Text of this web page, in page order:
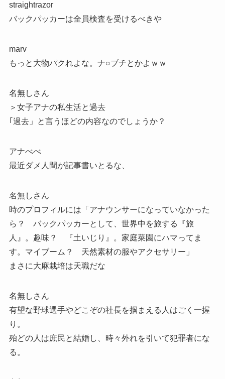
straightrazor
バックパッカーは全員検査を受けるべきや
marv
もっと大物パクれよな。ナ○ブチとかよｗｗ
名無しさん
＞女子アナの私生活と過去
｢過去」と言うほどの内容なのでしょうか？
アナべべ
最近ダメ人間が記事書いとるな、
名無しさん
時のプロフィルには「アナウンサーになっていなかった
ら？ バックパッカーとして、世界中を旅する『旅
人』。趣味？ 『土いじり』。家庭菜園にハマってま
す。マイブーム？ 天然素材の服やアクセサリー」
まさに大麻栽培は天職だな
名無しさん
有望な野球選手やどこぞの社長を掴まえる人はごく一握
り。
殆どの人は庶民と結婚し、時々外れを引いて犯罪者にな
る。